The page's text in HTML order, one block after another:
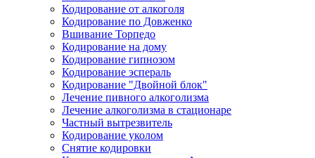
Кодирование от алкоголя
Кодирование по Довженко
Вшивание Торпедо
Кодирование на дому
Кодирование гипнозом
Кодирование эспераль
Кодирование "Двойной блок"
Лечение пивного алкоголизма
Лечение алкоголизма в стационаре
Частный вытрезвитель
Кодирование уколом
Снятие кодировки